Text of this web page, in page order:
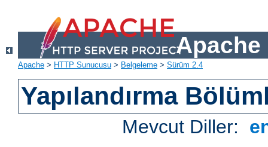
Apache
Apache > HTTP Sunucusu > Belgeleme > Sürüm 2.4
Yapılandırma
Mevcut Diller: